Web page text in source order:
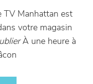
TV Manhattan est
votre magasin
À une heure à